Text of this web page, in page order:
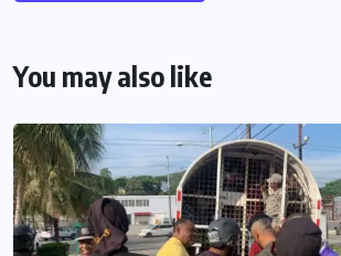
You may also like